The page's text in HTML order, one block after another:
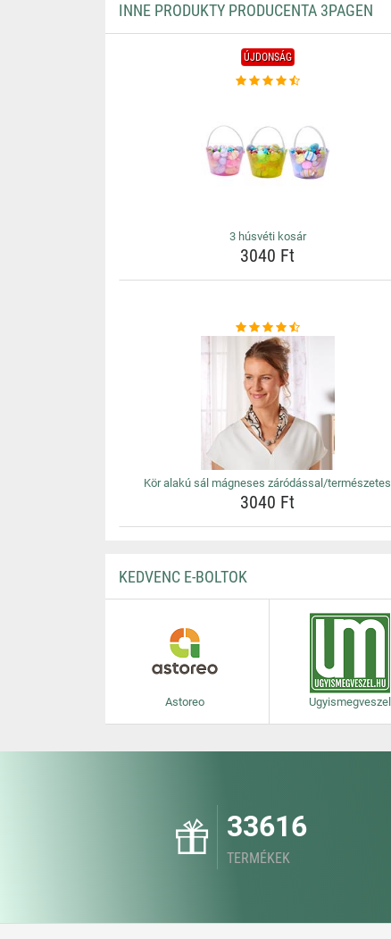
INNE PRODUKTY PRODUCENTA 3PAGEN
ÚJDONSÁG
3 húsvéti kosár
3040 Ft
Kör alakú sál mágneses záródással/természetes
3040 Ft
KEDVENC E-BOLTOK
Astoreo Ugyismegveszel
33616
TERMÉKEK